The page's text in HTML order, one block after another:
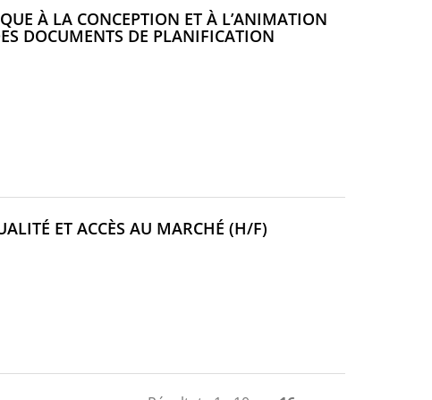
À LA CONCEPTION ET À L’ANIMATION
DOCUMENTS DE PLANIFICATION
ET ACCÈS AU MARCHÉ (H/F)